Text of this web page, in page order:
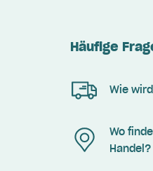
Häufige
Wie
Wo
Handel?